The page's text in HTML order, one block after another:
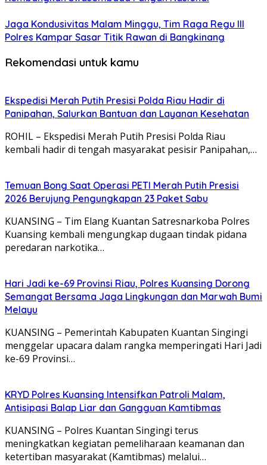
Jaga Kondusivitas Malam Minggu, Tim Raga Regu III
Polres Kampar Sasar Titik Rawan di Bangkinang
Rekomendasi untuk kamu
Ekspedisi Merah Putih Presisi Polda Riau Hadir di
Panipahan, Salurkan Bantuan dan Layanan Kesehatan
ROHIL – Ekspedisi Merah Putih Presisi Polda Riau
kembali hadir di tengah masyarakat pesisir Panipahan,…
Temuan Bong Saat Operasi PETI Merah Putih Presisi
2026 Berujung Pengungkapan 23 Paket Sabu
KUANSING – Tim Elang Kuantan Satresnarkoba Polres
Kuansing kembali mengungkap dugaan tindak pidana
peredaran narkotika…
Hari Jadi ke-69 Provinsi Riau, Polres Kuansing Dorong
Semangat Bersama Jaga Lingkungan dan Marwah Bumi
Melayu
KUANSING – Pemerintah Kabupaten Kuantan Singingi
menggelar upacara dalam rangka memperingati Hari Jadi
ke-69 Provinsi…
KRYD Polres Kuansing Intensifkan Patroli Malam,
Antisipasi Balap Liar dan Gangguan Kamtibmas
KUANSING – Polres Kuantan Singingi terus
meningkatkan kegiatan pemeliharaan keamanan dan
ketertiban masyarakat (Kamtibmas) melalui…